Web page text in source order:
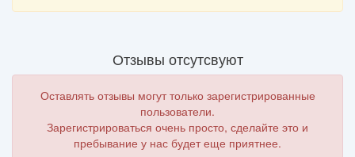
Отзывы отсутсвуют
Оставлять отзывы могут только зарегистрированные
пользователи.
Зарегистрироваться очень просто, сделайте это и
пребывание у нас будет еще приятнее.